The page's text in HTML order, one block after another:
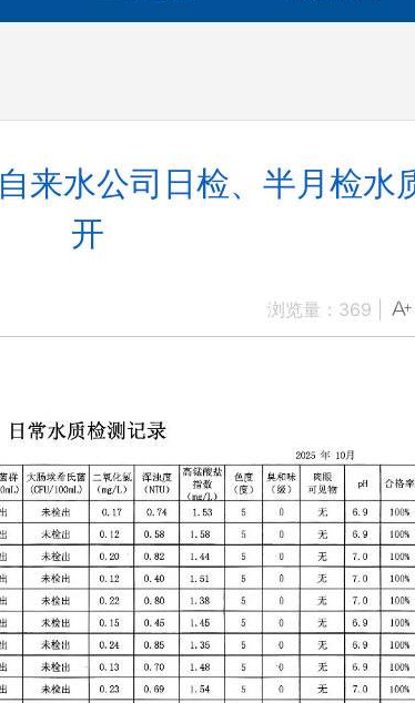
来水公司日检、半月检水
开
浏览量： 369